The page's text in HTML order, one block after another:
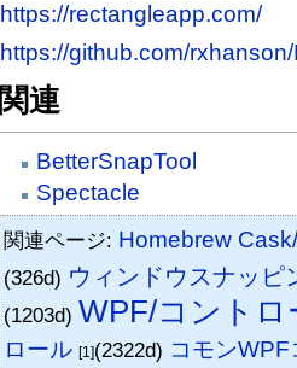
https://rectangleapp.com/
https://github.com/
関連
BetterSnapTool
Spectacle
関連ページ: Homebrew
(326d) ウィンドウスナッピ
(1203d) WPF/コントロ
ロール [1](2322d) コモン